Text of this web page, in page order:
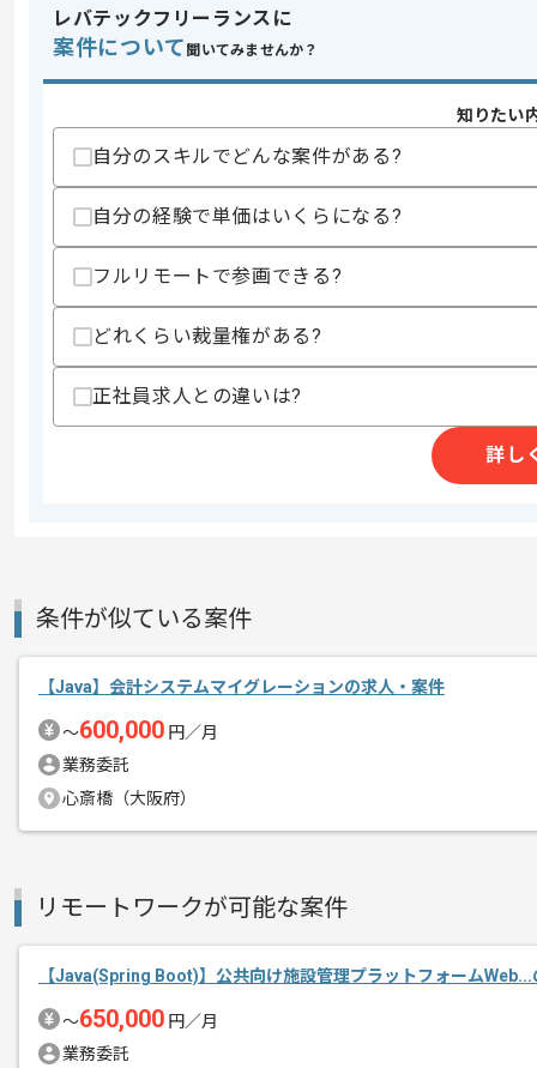
・基本設計、詳細設計、受け入れ試験
スキルに不安がある方へ
精算・お支払い
精算条件
精算基準時間
140時間〜180時間
支払いサイト
メント
リモートワーク：立ち上がり期間はPC
おります。
※立ち上がり期間やリモート頻度は習
レバテックフリーランスに
案件について 聞いてみませんか？
知りたい
自分のスキルでどんな案件がある?
自分の経験で単価はいくらになる?
フルリモートで参画できる?
どれくらい裁量権がある?
正社員求人との違いは?
詳し
条件が似ている案件
【Java】会計システムマイグレーションの求人・案件
〜600,000 円／月
業務委託
心斎橋（大阪府）
リモートワークが可能な案件
【Java(Spring Boot)】公共向け施設管理プラットフォーム
〜650,000 円／月
業務委託